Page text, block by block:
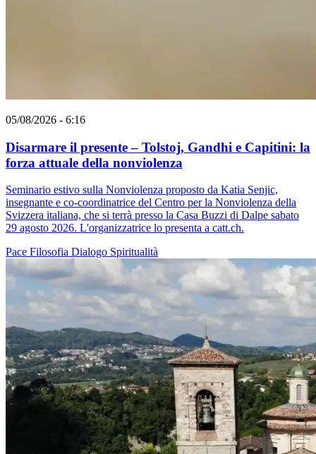
05/08/2026 - 6:16
Disarmare il presente – Tolstoj, Gandhi e Capitini: la
forza attuale della nonviolenza
Seminario estivo sulla Nonviolenza proposto da Katia Senjic,
insegnante e co-coordinatrice del Centro per la Nonviolenza della
Svizzera italiana, che si terrà presso la Casa Buzzi di Dalpe sabato
29 agosto 2026. L'organizzatrice lo presenta a catt.ch.
Pace Filosofia Dialogo Spiritualità